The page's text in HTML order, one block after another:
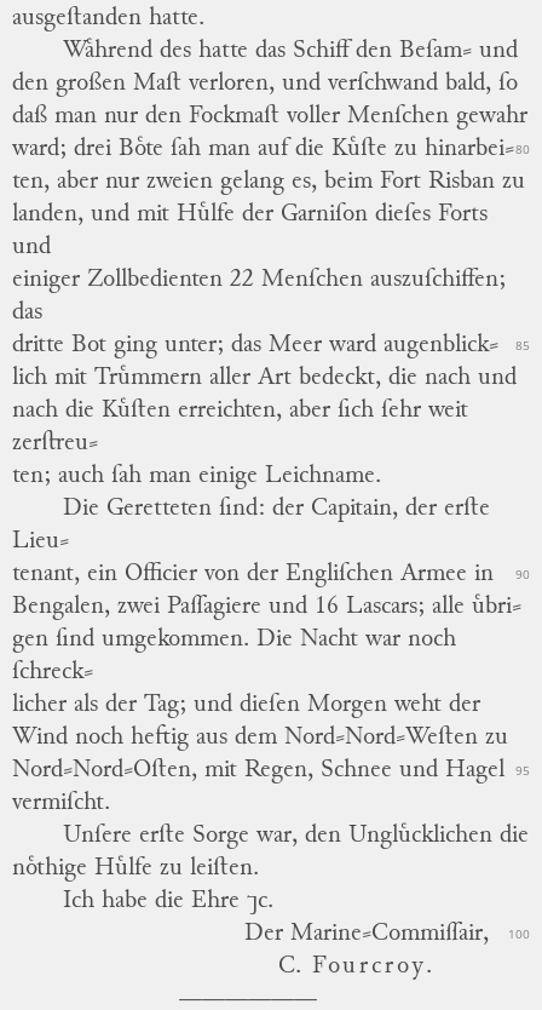
ausgeſtanden hatte.
Waͤhrend des hatte das Schiff den Beſam⸗ und
den großen Maſt verloren, und verſchwand bald, ſo
daß man nur den Fockmaſt voller Menſchen gewahr
80
ward; drei Boͤte ſah man auf die Kuͤſte zu hinarbei⸗
ten, aber nur zweien gelang es, beim Fort Risban zu
landen, und mit Huͤlfe der Garniſon dieſes Forts
und
einiger Zollbedienten 22 Menſchen auszuſchiffen;
das
dritte Bot ging unter; das Meer ward augenblick⸗ 85
lich mit Truͤmmern aller Art bedeckt, die nach und
nach die Kuͤſten erreichten, aber ſich ſehr weit
zerſtreu⸗
ten; auch ſah man einige Leichname.
Die Geretteten ſind: der Capitain, der erſte
Lieu⸗
tenant, ein Officier von der Engliſchen Armee in
90
Bengalen, zwei Paſſagiere und 16 Lascars; alle uͤbri⸗
gen ſind umgekommen. Die Nacht war noch
ſchreck⸗
licher als der Tag; und dieſen Morgen weht der
Wind noch heftig aus dem Nord⸗Nord⸗Weſten zu
Nord⸗Nord⸗Oſten, mit Regen, Schnee und Hagel
95
vermiſcht.
Unſere erſte Sorge war, den Ungluͤcklichen die
noͤthige Huͤlfe zu leiſten.
Ich habe die Ehre ⁊c.
Der Marine⸗Commiſſair,
100
C. Fourcroy.